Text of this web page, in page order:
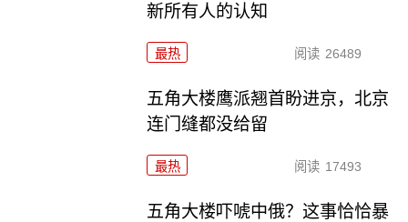
新所有人的认知
最热 阅读 26489
五角大楼鹰派翘首盼进京，北京
连门缝都没给留
最热 阅读 17493
五角大楼吓唬中俄？这事恰恰暴